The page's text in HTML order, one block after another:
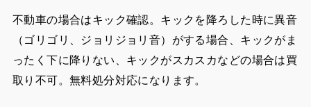
不動車の場合はキック確認。キックを降ろした時に異音
（ゴリゴリ、ジョリジョリ音）がする場合、キックがま
ったく下に降りない、キックがスカスカなどの場合は買
取り不可。無料処分対応になります。